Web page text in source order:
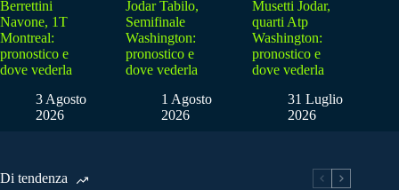
Berrettini
Navone, 1T
Montreal:
pronostico e
dove vederla
3 Agosto
2026
Jodar Tabilo,
Semifinale
Washington:
pronostico e
dove vederla
1 Agosto
2026
Musetti Jodar,
quarti Atp
Washington:
pronostico e
dove vederla
31 Luglio
2026
Di tendenza